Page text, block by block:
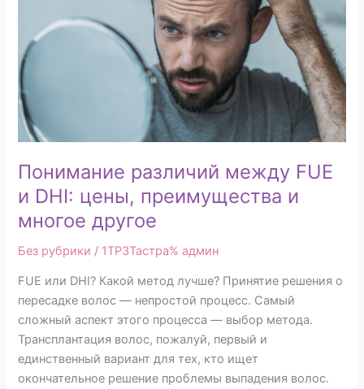
Понимание различий между FUE
и DHI: цены, преимущества и
многое другое
Без рубрики / 1TP3Тастра% админ
FUE или DHI? Какой метод лучше? Принятие решения о
пересадке волос — непростой процесс. Самый
сложный аспект этого процесса — выбор метода.
Трансплантация волос, пожалуй, первый и
единственный вариант для тех, кто ищет
окончательное решение проблемы выпадения волос.
DHI:
цены,
преимущества
и
многое
другое